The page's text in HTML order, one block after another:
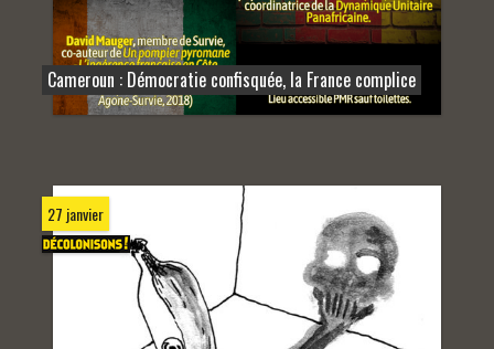
Cameroun : Démocratie confisquée, la France complice
27 janvier